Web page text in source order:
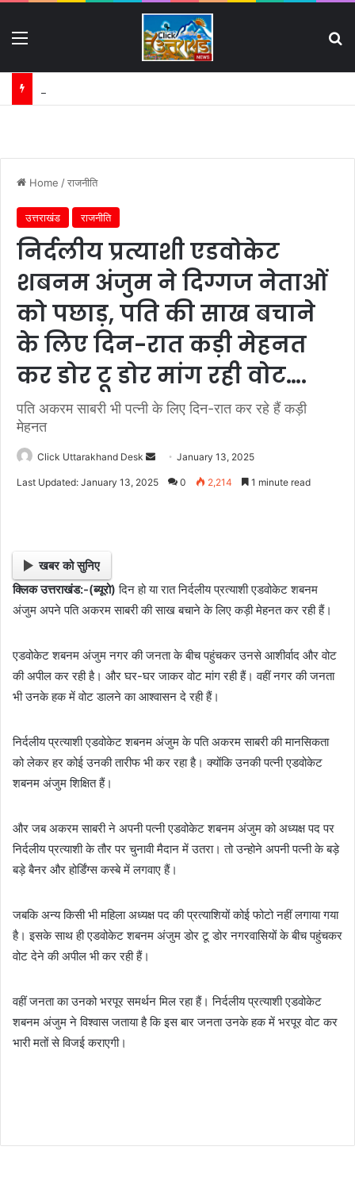
Home /राजनीति
उत्तराखंड राजनीति
निर्दलीय प्रत्याशी एडवोकेट
शबनम अंजुम ने दिग्गज नेताओं
को पछाड़, पति की साख बचाने
के लिए दिन-रात कड़ी मेहनत
कर डोर टू डोर मांग रही वोट….
पति अकरम साबरी भी पत्नी के लिए दिन-रात कर रहे हैं कड़ी
मेहनत
Click Uttarakhand Desk
e
m
a
January 13, 2025
Last Updated: January 13, 2025 0 2,214 1 minute read
खबर को सुनिए
क्लिक उत्तराखंड:-(ब्यूरो) दिन हो या रात निर्दलीय प्रत्याशी एडवोकेट शबनम
अंजुम अपने पति अकरम साबरी की साख बचाने के लिए कड़ी मेहनत कर रही हैं।
एडवोकेट शबनम अंजुम नगर की जनता के बीच पहुंचकर उनसे आशीर्वाद और वोट
की अपील कर रही है। और घर-घर जाकर वोट मांग रही हैं। वहीं नगर की जनता
भी उनके हक में वोट डालने का आश्वासन दे रही हैं।
निर्दलीय प्रत्याशी एडवोकेट शबनम अंजुम के पति अकरम साबरी की मानसिकता
को लेकर हर कोई उनकी तारीफ भी कर रहा है। क्योंकि उनकी पत्नी एडवोकेट
शबनम अंजुम शिक्षित हैं।
और जब अकरम साबरी ने अपनी पत्नी एडवोकेट शबनम अंजुम को अध्यक्ष पद पर
निर्दलीय प्रत्याशी के तौर पर चुनावी मैदान में उतरा। तो उन्होने अपनी पत्नी के बड़े
बड़े बैनर और होर्डिंग्स कस्बे में लगवाए हैं।
जबकि अन्य किसी भी महिला अध्यक्ष पद की प्रत्याशियों कोई फोटो नहीं लगाया गया
है। इसके साथ ही एडवोकेट शबनम अंजुम डोर टू डोर नगरवासियों के बीच पहुंचकर
वोट देने की अपील भी कर रही हैं।
वहीं जनता का उनको भरपूर समर्थन मिल रहा हैं। निर्दलीय प्रत्याशी एडवोकेट
शबनम अंजुम ने विश्वास जताया है कि इस बार जनता उनके हक में भरपूर वोट कर
भारी मतों से विजई कराएगी।